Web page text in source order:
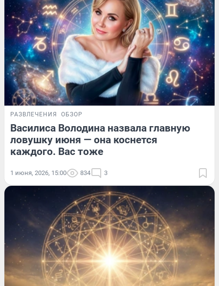
РАЗВЛЕЧЕНИЯ ОБЗОР
Василиса Володина назвала главную
ловушку июня — она коснется
каждого. Вас тоже
1 июня, 2026, 15:00 834 3